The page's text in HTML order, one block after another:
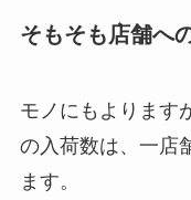
そもそも店舗へ
モノにもよります
の入荷数は、一店
ます。